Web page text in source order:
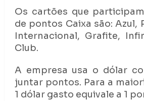
Os cartões que
de pontos Caixa são: Azul,
Internacional, Grafite,
Club.
A empresa usa o dólar
juntar pontos. Para a
1 dólar gasto equivale a 1